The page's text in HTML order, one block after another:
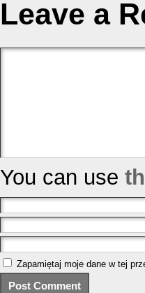
Leave a
You can use
Zapamiętaj moje dane w tej